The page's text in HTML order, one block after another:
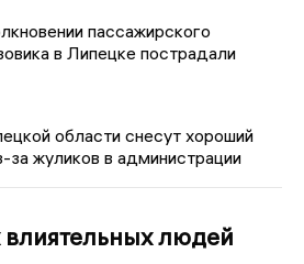
пассажирского
в Липецке пострадали
области снесут хороший
за жуликов в администрации
людей